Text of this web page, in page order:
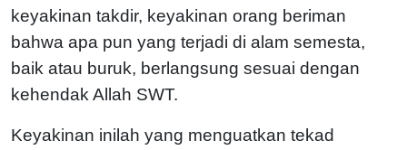
keyakinan takdir, keyakinan orang beriman
bahwa apa pun yang terjadi di alam semesta,
baik atau buruk, berlangsung sesuai dengan
kehendak Allah SWT.
Keyakinan inilah yang menguatkan tekad